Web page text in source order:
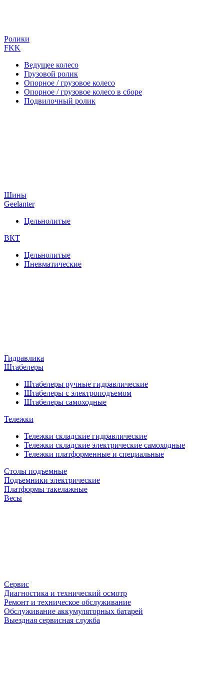
Ролики
FKK
Ведущее колесо
Грузовой ролик
Опорное / грузовое колесо
Опорное / грузовое колесо в сборе
Подвилочный ролик
Шины
Geelanter
Цельнолитые
ВКТ
Цельнолитые
Пневматические
Гидравлика
Штабелеры
Штабелеры ручные гидравлические
Штабелеры с электроподъемом
Штабелеры самоходные
Тележки
Тележки складские гидравлические
Тележки складские электрические самоходные
Тележки платформенные и специальные
Столы подъемные
Подъемники электрические
Платформы такелажные
Весы
Сервис
Диагностика и технический осмотр
Ремонт и техническое обслуживание
Обслуживание аккумуляторных батарей
Выездная сервисная служба